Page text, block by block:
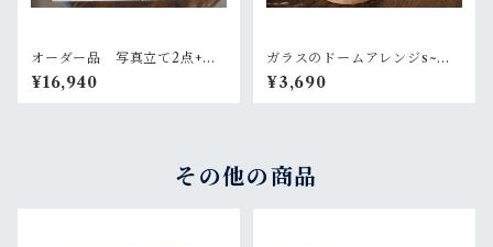
オーダー品 写真立て2点+ガ
ラスのバルーンアレンジ2点
¥16,940
ガラスのドームアレンジs~ニ
ュアンスピンク
¥3,690
その他の商品